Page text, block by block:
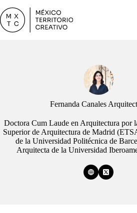
al
contenido
Fernanda Canales
Doctora Cum Laude en Arquitectura por
Superior de Arquitectura de Madrid
de la Universidad Politécnica de
Arquitecta de la Universidad